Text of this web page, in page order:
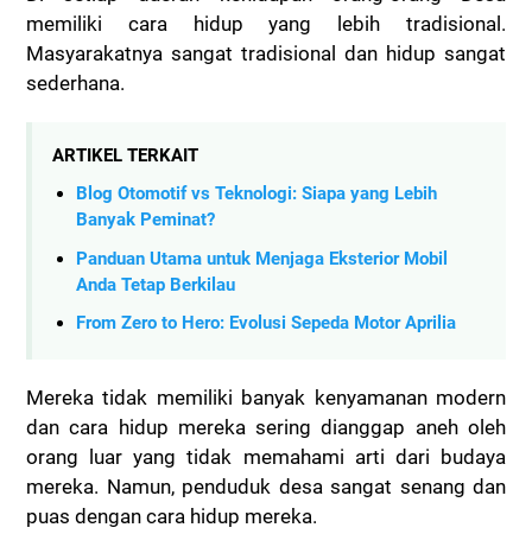
memiliki cara hidup yang lebih tradisional.
Masyarakatnya sangat tradisional dan hidup sangat
sederhana.
ARTIKEL TERKAIT
Blog Otomotif vs Teknologi: Siapa yang Lebih
Banyak Peminat?
Panduan Utama untuk Menjaga Eksterior Mobil
Anda Tetap Berkilau
From Zero to Hero: Evolusi Sepeda Motor Aprilia
Mereka tidak memiliki banyak kenyamanan modern
dan cara hidup mereka sering dianggap aneh oleh
orang luar yang tidak memahami arti dari budaya
mereka. Namun, penduduk desa sangat senang dan
puas dengan cara hidup mereka.